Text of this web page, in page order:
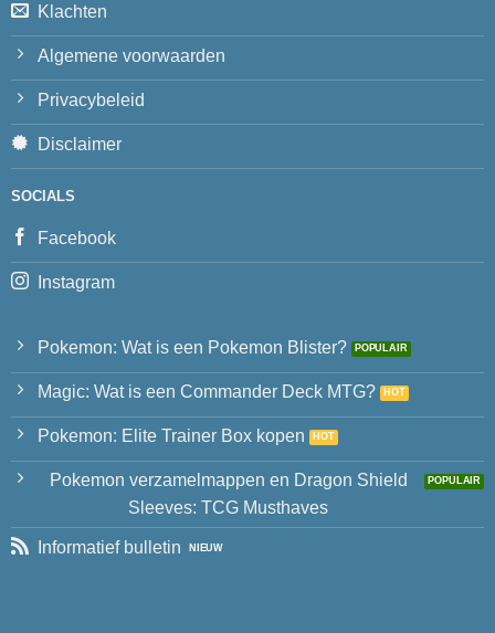
Klachten
Algemene voorwaarden
Privacybeleid
Disclaimer
SOCIALS
Facebook
Instagram
Pokemon: Wat is een Pokemon Blister?
Magic: Wat is een Commander Deck MTG?
Pokemon: Elite Trainer Box kopen
Pokemon verzamelmappen en Dragon Shield
Sleeves: TCG Musthaves
Informatief bulletin